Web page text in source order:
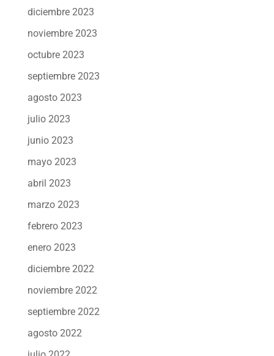
diciembre 2023
noviembre 2023
octubre 2023
septiembre 2023
agosto 2023
julio 2023
junio 2023
mayo 2023
abril 2023
marzo 2023
febrero 2023
enero 2023
diciembre 2022
noviembre 2022
septiembre 2022
agosto 2022